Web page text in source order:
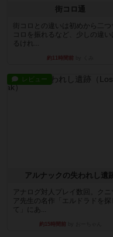
街コロ通
街コロとの違いは初めから二つ
コロを振れるなど、少しの違い
るけれ...
約11時間前
レビュー
アルナックの失われし遺
アナログ対人プレイ数回。クニ
ア先生の名作「エルドラドを探
て」にあ...
約15時間前